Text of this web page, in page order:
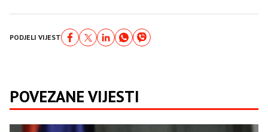
PODJELI VIJEST
POVEZANE VIJESTI